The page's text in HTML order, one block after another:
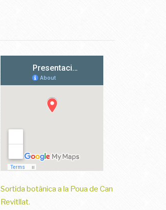
Sortida botànica a la Poua de Can
Revitllat.